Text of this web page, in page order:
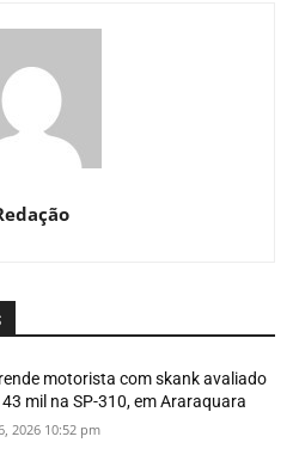
motorista com skank avaliado
43 mil na SP-310, em Araraquara
2026 10:52 pm